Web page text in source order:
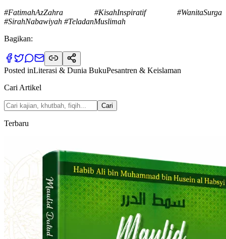
#FatimahAzZahra #KisahInspiratif #WanitaSurga
#SirahNabawiyah #TeladanMuslimah
Bagikan:
Posted inLiterasi & Dunia BukuPesantren & Keislaman
Cari Artikel
Cari
Terbaru